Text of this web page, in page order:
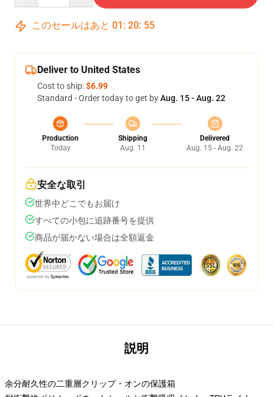
このセールはあと 01 : 20: 54
Deliver to United States
Cost to ship:$6.99
Standard - Order today to get byAug. 15 - Aug. 22
Production
Today
Shipping
Aug. 11
Delivered
Aug. 15 - Aug. 22
安全な取引
世界中どこでもお届け
すべての小包に追跡番号を提供
商品が届かない場合は全額返金
説明
余分耐久性の二重層クリップ・オンの保護箱